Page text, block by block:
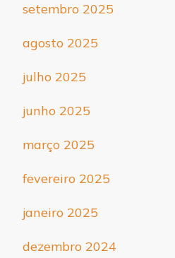
setembro 2025
agosto 2025
julho 2025
junho 2025
março 2025
fevereiro 2025
janeiro 2025
dezembro 2024